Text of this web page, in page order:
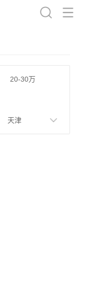
20-30万
天津